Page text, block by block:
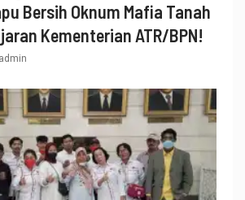
Bersih Oknum Mafia Tanah
Kementerian ATR/BPN!
admin